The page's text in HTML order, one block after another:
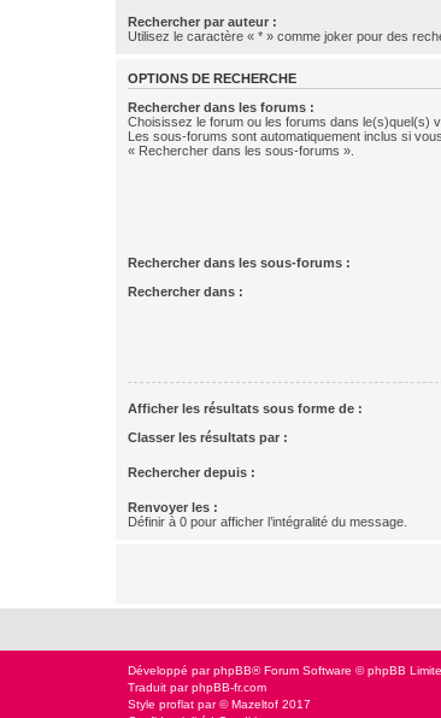
Rechercher par auteur :
Utilisez le caractère « * » comme joker pour des
OPTIONS DE RECHERCHE
Rechercher dans les forums :
Choisissez le forum ou les forums dans le(s)quel(s)
Les sous-forums sont automatiquement inclus si
« Rechercher dans les sous-forums ».
Rechercher dans les sous-forums :
Rechercher dans :
Afficher les résultats sous forme de :
Classer les résultats par :
Rechercher depuis :
Renvoyer les :
Définir à 0 pour afficher l’intégralité du message.
Développé parphpBB® Forum Software © phpBB
Traduit parphpBB-fr.com
Style proflat par © Mazeltof 2017